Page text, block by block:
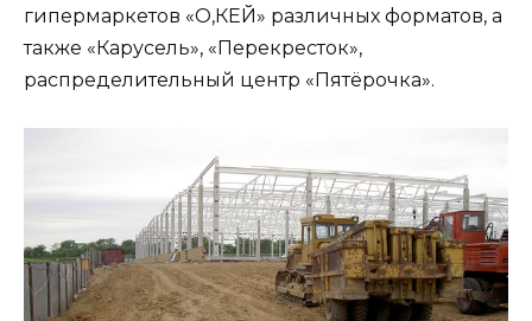
гипермаркетов «О,КЕЙ» различных форматов, а
также «Карусель», «Перекресток»,
распределительный центр «Пятёрочка».